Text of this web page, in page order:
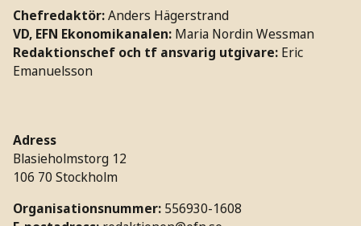
Chefredaktör:Anders Hägerstrand
VD, EFN Ekonomikanalen: Maria Nordin Wessman
Redaktionschef och tf ansvarig utgivare: Eric
Emanuelsson
Adress
Blasieholmstorg 12
106 70 Stockholm
Organisationsnummer: 556930-1608